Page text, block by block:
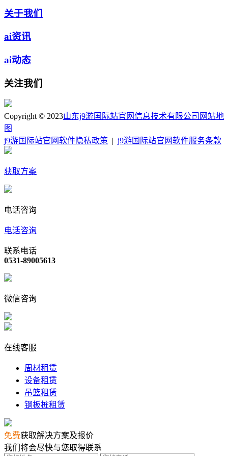
关于我们
ai资讯
ai动态
关注我们
Copyright © 2023山东j9游国际站官网信息技术有限公司 网站地
图
j9游国际站官网软件隐私政策 | j9游国际站官网软件服务条款
获取方案
电话咨询
电话咨询
联系电话
0531-89005613
微信咨询
在线客服
周材租赁
设备租赁
吊篮租赁
钢板桩租赁
免费获取解决方案及报价
我们将会尽快与您取得联系